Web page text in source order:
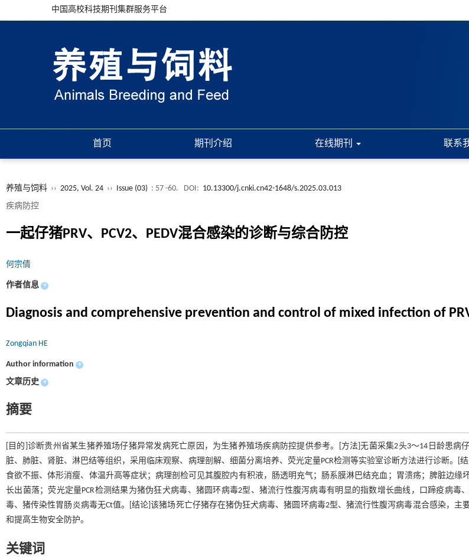
中国高校科技期刊集群服务平台
首页 期刊介绍 在线期刊 联系
养殖与饲料 ›› 2025, Vol. 24 ›› Issue (03) : 57 -60. DOI: 10.13300/j.cnki.cn42-1648/s.2025.03.013
疾病防控
一起仔猪PRV、PCV2、PEDV混合感染的诊断与综合防控
何宗倩
作者信息 +
Diagnosis and comprehensive prevention and control of mixed infection of
Zongqian HE
Author information +
文章历史 +
摘要
[目的]诊断贵州省某生猪养殖场仔猪异常发病死亡原因，为生猪养殖场疾病防控提供参考。[方法]无菌采集2头3～14日龄患病
脏、肺脏、肾脏、淋巴结等组织，采用临床观察、病理剖解、细菌分离培养、荧光定量PCR检测等实验室诊断方法进行诊断。[
食欲不振、体形消瘦、体温升高等症状；病理剖检可见其腹腔内有积液，肠透明充气；肠系膜淋巴结充血；胃溃疡；脾脏边缘
长出菌落；荧光定量PCR检测结果为猪伪狂犬病毒、猪圆环病毒2型、猪流行性腹泻病毒有明显的指数增长曲线，口蹄疫病毒
毒、猪传染性胃肠炎病毒无Ct值。[结论]该猪场死亡仔猪存在猪伪狂犬病毒、猪圆环病毒2型、猪流行性腹泻病毒混合感染，主
和提高生物安全防护。
关键词